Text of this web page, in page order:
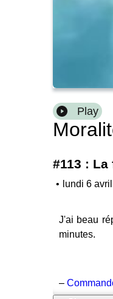
Play
#113 :
• lundi 6
J'ai beau
minutes.
–